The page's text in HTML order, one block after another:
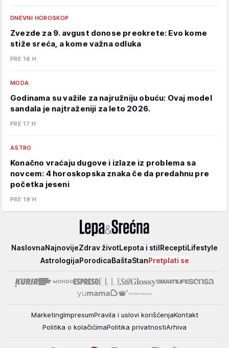
DNEVNI HOROSKOP
Zvezde za 9. avgust donose preokrete: Evo kome
stiže sreća, a kome važna odluka
PRE 16 H
MODA
Godinama su važile za najružniju obuću: Ovaj model
sandala je najtraženiji za leto 2026.
PRE 17 H
ASTRO
Konačno vraćaju dugove i izlaze iz problema sa
novcem: 4 horoskopska znaka če da predahnu pre
početka jeseni
PRE 19 H
Lepa
NaslovnaNajnovijeZdrav životLepota i stilReceptiLifestyle
AstrologijaPorodicaBaštaStanPretplati se
MarketingImpresumPravila i uslovi korišćenjaKontakt
Politika o kolačićimaPolitika privatnostiArhiva